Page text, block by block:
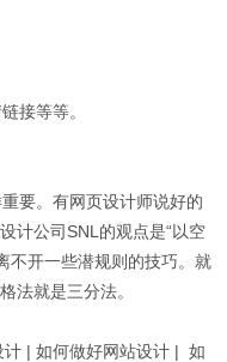
接等等。
要。有网页设计师说好的
计公司SNL的观点是“以空
不开一些潜规则的技巧。就
法就是三分法。
计 | 如何做好网站设计 | 如